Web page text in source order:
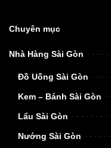
Chuyên mục
Nhà Hàng Sài Gòn
Đồ Uống Sài Gòn
Kem – Bánh Sài Gòn
Lẩu Sài Gòn
Nướng Sài Gòn